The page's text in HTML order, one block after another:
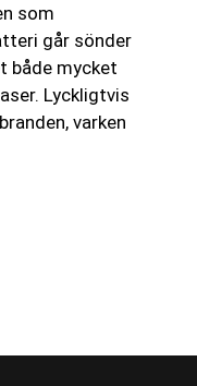
som
går sönder
både mycket
Lyckligtvis
varken